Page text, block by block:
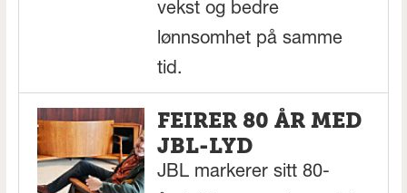
vekst og bedre
lønnsomhet på samme
tid.
FEIRER 80 ÅR MED
JBL-LYD
JBL markerer sitt 80-